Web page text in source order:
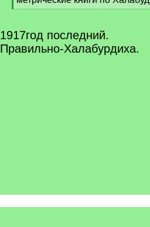
][
q
]
1917год последний.
Правильно-Халабурдиха.